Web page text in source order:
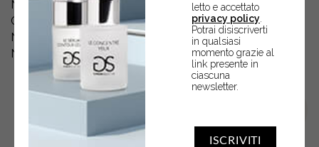
ISCRIVITI
letto e accettato
privacy policy
Potrai disiscriverti
in qualsiasi
momento grazie al
link presente in
ciascuna
newsletter.
NOTE DI TESTA: ANISATA, PESCA, FRAGOLA, BURRO,
CACAO, PISTACCHIO
NOTE DI CUORE: VANIGLIA, COCCO
NOTE DI FONDO: VANIGLIA, CARAMELLATA, MUSK.